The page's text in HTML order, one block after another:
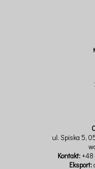
ul. Spiska 5,
Kontakt:+48
Eksport: